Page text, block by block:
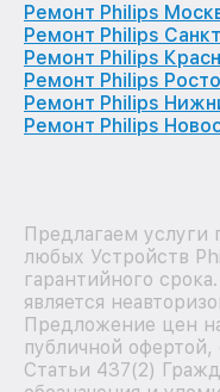
Ремонт Philips
Ремонт Philips
Ремонт Philips
Ремонт Philips
Ремонт Philips
Ремонт Philips
Предлагаем
любых Устройств
гарантийного
является
Предложение цен
публичной
Статьи 437(2)